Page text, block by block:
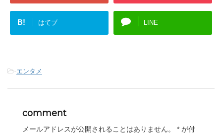
B! はてブ LINE
-エンタメ
comment
メールアドレスが公開されることはありません。 * が付